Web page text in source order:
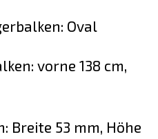
Oval
vorne 138 cm,
Breite 53 mm, Höhe